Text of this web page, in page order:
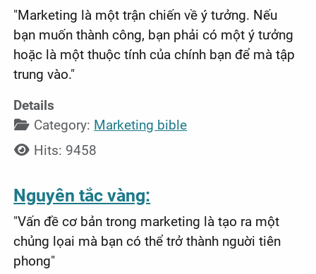
"Marketing là một trận chiến về ý tưởng. Nếu
bạn muốn thành công, bạn phải có một ý tưởng
hoặc là một thuộc tính của chính bạn để mà tập
trung vào."
Details
Category: Marketing bible
Hits: 9458
Nguyên tắc vàng:
"Vấn đề cơ bản trong marketing là tạo ra một
chủng lọai mà bạn có thể trở thành nguời tiên
phong"